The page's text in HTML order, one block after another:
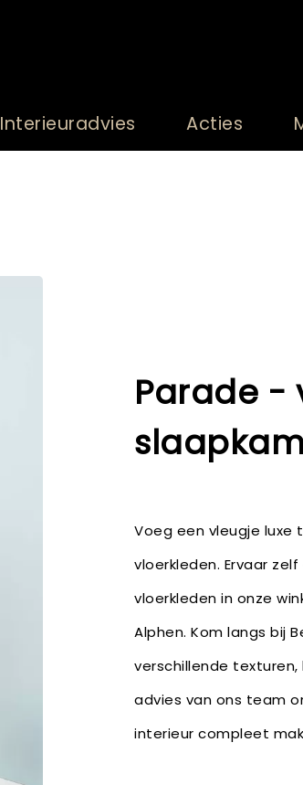
Interieuradvies Acties
Parade -
Voeg een vleugje luxe
vloerkleden. Ervaar
vloerkleden in onze
Alphen. Kom langs bij
verschillende
advies van ons team
interieur compleet